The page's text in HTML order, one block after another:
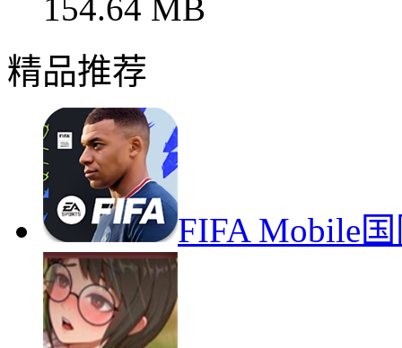
154.64 MB
精品推荐
FIFA Mobile